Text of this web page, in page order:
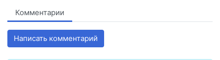
Комментарии
Написать комментарий